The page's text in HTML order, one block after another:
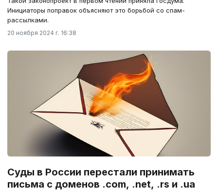
Инициаторы поправок объясняют это борьбой со спам-
рассылками.
20 ноября 2024 г. 16:38
Суды в России перестали принимать
письма с доменов .com, .net, .rs и .ua